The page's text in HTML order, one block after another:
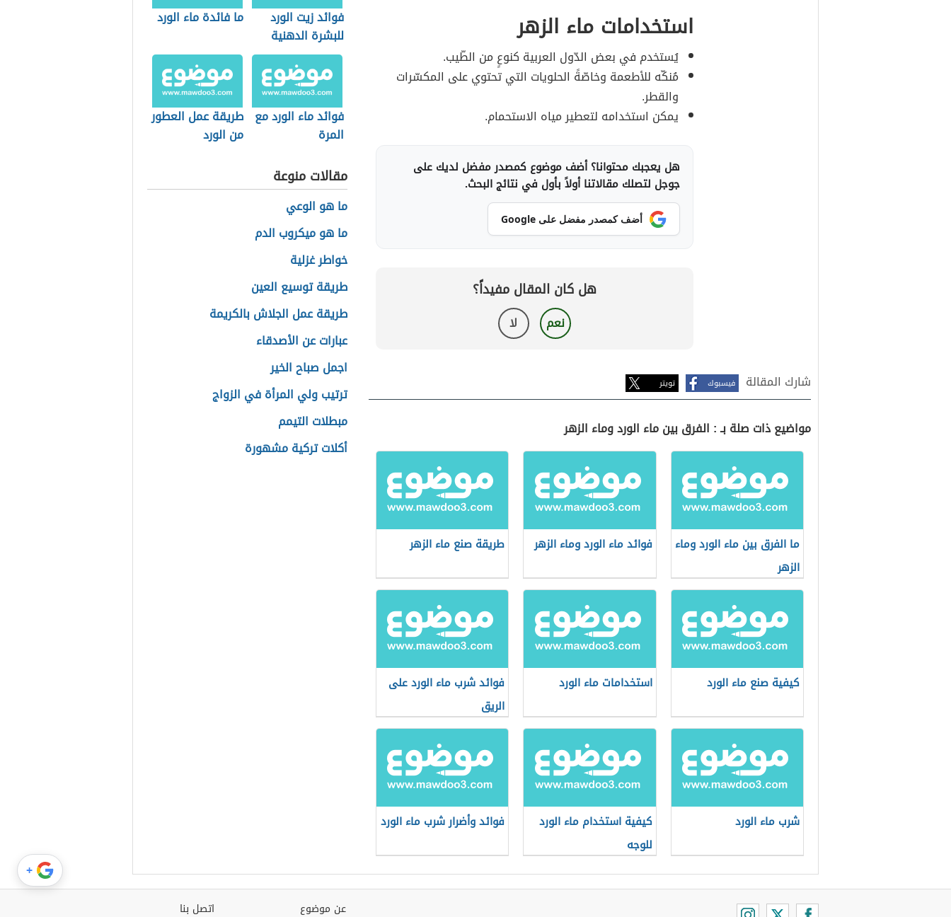
استخدامات ماء الزهر
يُستخدم في بعض الدّول العربية كنوعٍ من الطّيب.
مُنكّه للأطعمة وخاصّةً الحلويات التي تحتوي على المكسّرات
والقطر.
يمكن استخدامه لتعطير مياه الاستحمام.
هل يعجبك محتوانا؟ أضف موضوع كمصدر مفضل لديك على
جوجل لتصلك مقالاتنا أولاً بأول في نتائج البحث.
أضف كمصدر مفضل على Google
هل كان المقال مفيداً؟
نعم لا
شارك المقالة فيسبوك تويتر
مواضيع ذات صلة بـ : الفرق بين ماء الورد وماء الزهر
ما الفرق بين ماء الورد وماء
الزهر
فوائد ماء الورد وماء الزهر طريقة صنع ماء الزهر
كيفية صنع ماء الورد استخدامات ماء الورد
فوائد شرب ماء الورد على
الريق
شرب ماء الورد
كيفية استخدام ماء الورد
للوجه
فوائد وأضرار شرب ماء الورد
فوائد زيت الورد
للبشرة الدهنية
ما فائدة ماء الورد
فوائد ماء الورد مع
المرة
طريقة عمل العطور
من الورد
مقالات منوعة
ما هو الوعي
ما هو ميكروب الدم
خواطر غزلية
طريقة توسيع العين
طريقة عمل الجلاش بالكريمة
عبارات عن الأصدقاء
اجمل صباح الخير
ترتيب ولي المرأة في الزواج
مبطلات التيمم
أكلات تركية مشهورة
اتصل بنا عن موضوع
+